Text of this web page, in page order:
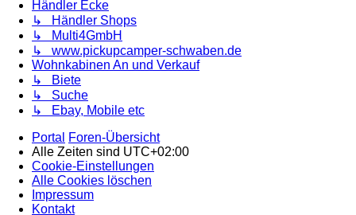
Händler Ecke
↳ Händler Shops
↳ Multi4GmbH
↳ www.pickupcamper-schwaben.de
Wohnkabinen An und Verkauf
↳ Biete
↳ Suche
↳ Ebay, Mobile etc
Portal Foren-Übersicht
Alle Zeiten sind UTC+02:00
Cookie-Einstellungen
Alle Cookies löschen
Impressum
Kontakt